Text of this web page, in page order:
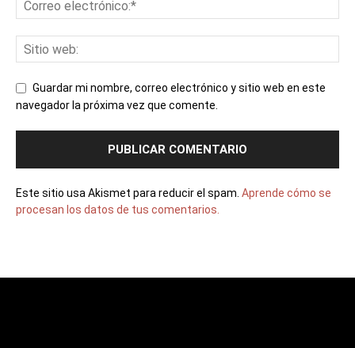
Guardar mi nombre, correo electrónico y sitio web en este
navegador la próxima vez que comente.
Este sitio usa Akismet para reducir el spam. Aprende cómo se
procesan los datos de tus comentarios.